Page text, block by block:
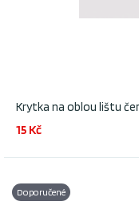
Krytka na oblou lištu
15 Kč
Doporučené